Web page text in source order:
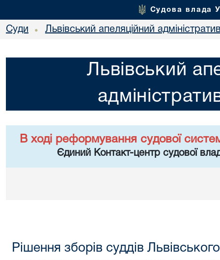
Судова влада
Суди • Львівський апеляційний
Львівський
В ході реформування судової
Єдиний Контакт-центр судової
Рішення зборів суддів